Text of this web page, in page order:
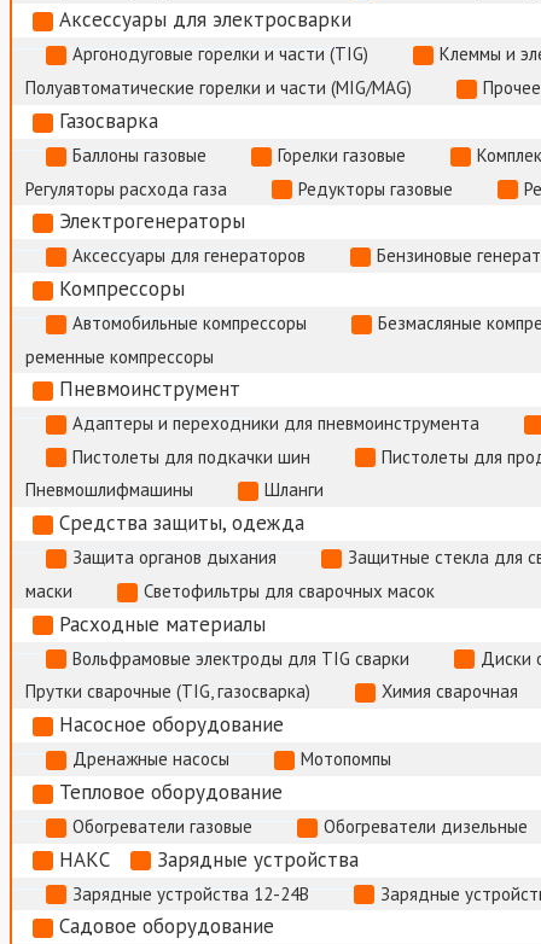
Аксессуары для электросварки
Аргонодуговые горелки и части (TIG)
Клеммы и
Полуавтоматические горелки и части (MIG/MAG)
Газосварка
Баллоны газовые Горелки газовые
Регуляторы расхода газа
Редукторы газовые
Электрогенераторы
Аксессуары для генераторов Бензиновые
Компрессоры
Автомобильные компрессоры
Безмасляные
ременные компрессоры
Пневмоинструмент
Адаптеры и переходники для пневмоинструмента
Пистолеты для подкачки шин
Пистолеты для
Пневмошлифмашины
Шланги
Средства защиты, одежда
Защита органов дыхания
Защитные стекла для
маски
Светофильтры для сварочных масок
Расходные материалы
Вольфрамовые электроды для TIG сварки
Диски
Прутки сварочные (TIG, газосварка)
Химия сварочная
Насосное оборудование
Дренажные насосы Мотопомпы
Тепловое оборудование
Обогреватели газовые Обогреватели дизельные
НАКС Зарядные устройства
Зарядные устройства 12-24В Зарядные
Садовое оборудование